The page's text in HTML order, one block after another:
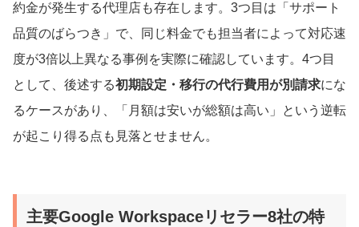
約金が発生する代理店も存在します。3つ目は「サポート
品質のばらつき」で、同じ料金でも担当者によって対応速
度が3倍以上異なる事例を実際に確認しています。4つ目
として、後述する初期設定・移行の代行費用が別請求にな
るケースがあり、「月額は安いが総額は高い」という逆転
が起こり得る点も見落とせません。
主要Google Workspaceリセラー8社の特